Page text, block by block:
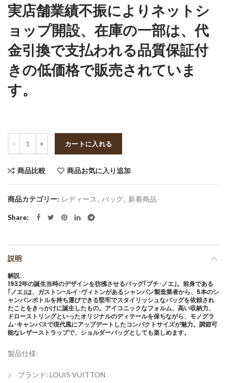
実店舗業績不振によりネットシ
ョップ開設、在庫の一部は、代
金引換で支払われる品質保証付
きの低価格で販売されていま
す。
カートに入れる
商品比較 商品お気に入り追加
商品カテゴリー: レディース , バッグ, 新着商品
Share
説明
解説:
1932年の誕生当時のデザインを彷彿させるバッグ｢プチ･ノエ｣。前身である
｢ノエ｣は、ガストン-ルイ･ヴィトンがあるシャンパン製造業者から、5本のシ
ャンパンボトルを持ち運びできる堅牢でスタイリッシュなバッグを依頼され
たことをきっかけに誕生したもの。アイコニックなフォルム、高い収納力、
ドローストリングといったオリジナルのディテールを保ちながら、モノグラ
ム･キャンバスで現代風にアップデートしたコンパクトサイズが魅力。調節可
能なレザーストラップで、ショルダーバッグとしても楽しめます。
製品仕様:
ブランド: LOUIS VUITTON